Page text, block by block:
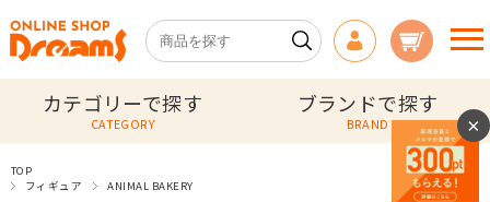
カテゴリーで探す
CATEGORY
ブランドで探す
BRAND
TOP
フィギュア
ANIMAL BAKERY
×